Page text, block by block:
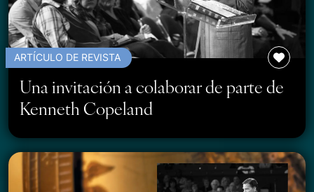
ARTÍCULO DE REVISTA
Una invitación a colaborar de parte de
Kenneth Copeland